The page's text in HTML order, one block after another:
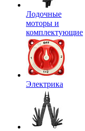
Лодочные
моторы и
комплектующие
Электрика